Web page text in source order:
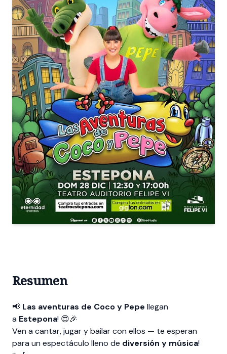
Resumen
📢 Las aventuras de Coco y Pepe llegan
a Estepona! 😍🎉
Ven a cantar, jugar y bailar con ellos — te esperan
para un espectáculo lleno de diversión y música!